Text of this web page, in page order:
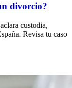
divorcio?
custodia,
Revisa tu caso